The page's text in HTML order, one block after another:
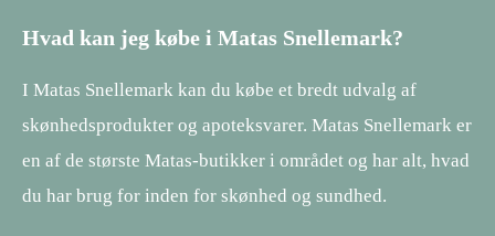
Hvad kan jeg købe i Matas Snellemark?
I Matas Snellemark kan du købe et bredt udvalg af
skønhedsprodukter og apoteksvarer. Matas Snellemark er
en af ​​de største Matas-butikker i området og har alt, hvad
du har brug for inden for skønhed og sundhed.